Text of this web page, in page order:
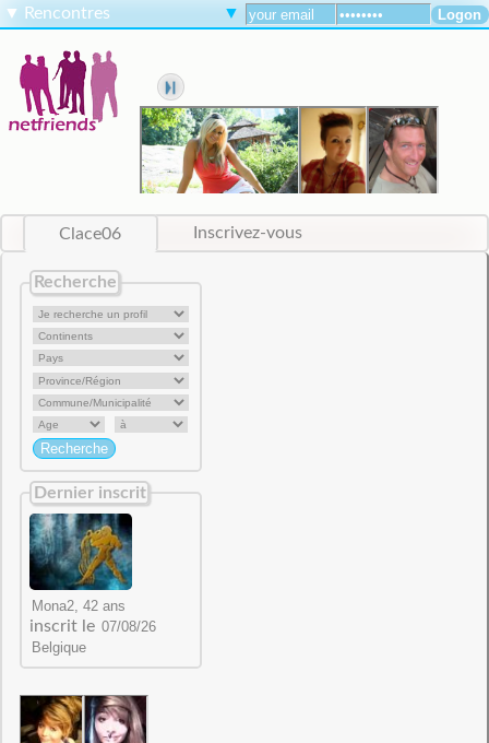
▼ Rencontres ▼
Clace06 Inscrivez-vous
Recherche
Dernier inscrit
inscrit le